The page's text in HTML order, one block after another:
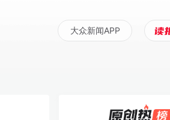
大众新闻APP